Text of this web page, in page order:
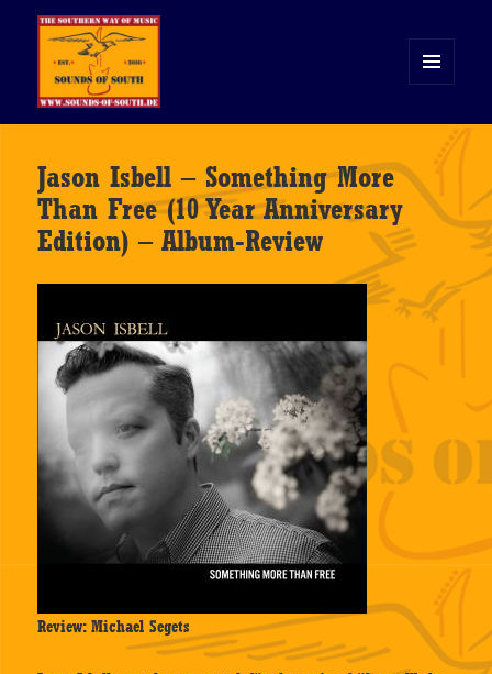
WIDGETS
Jason Isbell – Something More
Than Free (10 Year Anniversary
Edition) – Album-Review
Review: Michael Segets